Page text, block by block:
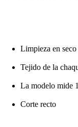
Limpieza en seco
Tejido de la
La modelo mide
Corte recto